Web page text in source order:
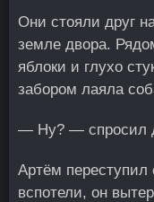
Они стояли друг
земле двора.
яблоки и глухо
забором лаяла
— Ну? — спросил
Артём переступил
вспотели, он